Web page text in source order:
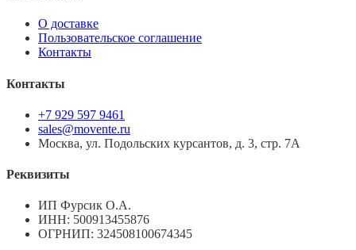
О доставке
Пользовательское соглашение
Контакты
Контакты
+7 929 597 9461
sales@movente.ru
Москва, ул. Подольских курсантов, д. 3, стр. 7А
Реквизиты
ИП Фурсик О.А.
ИНН: 500913455876
ОГРНИП: 324508100674345